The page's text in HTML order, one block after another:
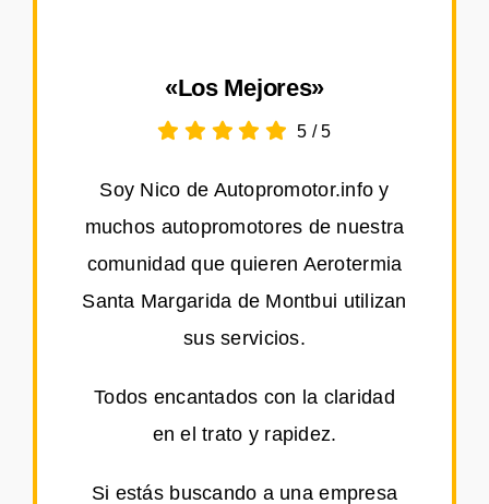
«Los Mejores»
5 /5
Soy Nico de Autopromotor.info y
muchos autopromotores de nuestra
comunidad que quieren Aerotermia
Santa Margarida de Montbui utilizan
sus servicios.
Todos encantados con la claridad
en el trato y rapidez.
Si estás buscando a una empresa